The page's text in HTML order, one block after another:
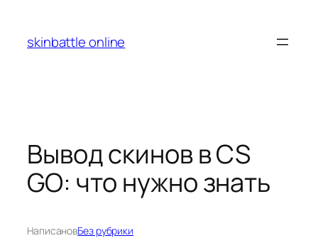
содержимому
skinbattle online
Вывод скинов в CS
GO: что нужно знать
НаписановБез рубрики